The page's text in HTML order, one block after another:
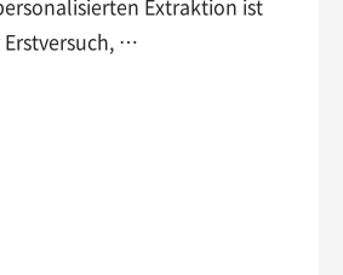
Extraktion ist
…